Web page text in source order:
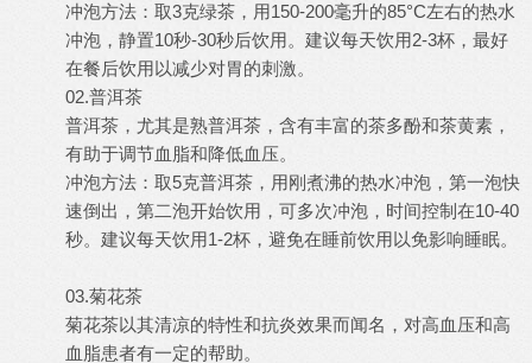
冲泡方法：取3克绿茶，用150-200毫升的85°C左右的热水
冲泡，静置10秒-30秒后饮用。建议每天饮用2-3杯，最好
在餐后饮用以减少对胃的刺激。
02.普洱茶
普洱茶，尤其是熟普洱茶，含有丰富的茶多酚和茶黄素，
有助于调节血脂和降低血压。
冲泡方法：取5克普洱茶，用刚煮沸的热水冲泡，第一泡快
速倒出，第二泡开始饮用，可多次冲泡，时间控制在10-40
秒。建议每天饮用1-2杯，避免在睡前饮用以免影响睡眠。
03.菊花茶
菊花茶以其清凉的特性和抗炎效果而闻名，对高血压和高
血脂患者有一定的帮助。